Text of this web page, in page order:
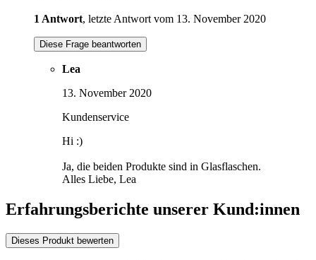
1 Antwort, letzte Antwort vom 13. November 2020
Diese Frage beantworten
Lea
13. November 2020
Kundenservice
Hi :)
Ja, die beiden Produkte sind in Glasflaschen.
Alles Liebe, Lea
Erfahrungsberichte unserer Kund:innen
Dieses Produkt bewerten